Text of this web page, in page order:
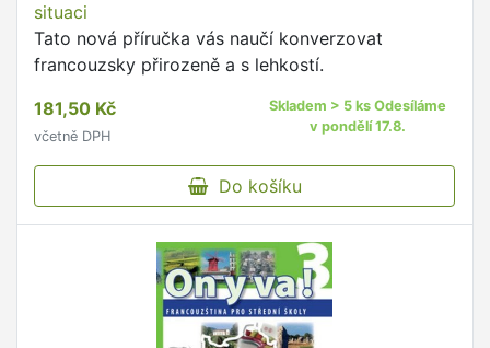
situaci
Tato nová příručka vás naučí konverzovat
francouzsky přirozeně a s lehkostí.
181,50 Kč
včetně DPH
Skladem > 5 ks Odesíláme
v pondělí 17.8.
Do košíku